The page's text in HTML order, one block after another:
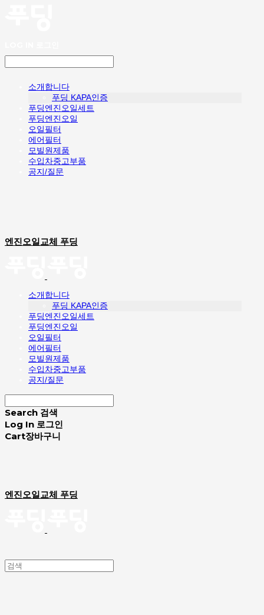
소개합니다
푸딩 KAPA인증
푸딩엔진오일세트
푸딩엔진오일
오일필터
에어필터
모빌원제품
수입차중고부품
공지/질문
엔진오일교체 푸딩
소개합니다
푸딩 KAPA인증
푸딩엔진오일세트
푸딩엔진오일
오일필터
에어필터
모빌원제품
수입차중고부품
공지/질문
Search 검색
Log In 로그인
Cart장바구니
엔진오일교체 푸딩